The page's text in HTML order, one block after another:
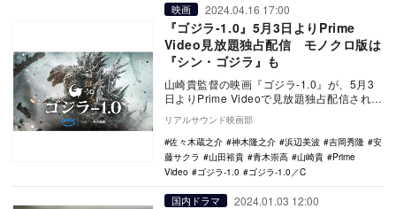
映画 2024.04.16 17:00
『ゴジラ-1.0』5月3日よりPrime
Video見放題独占配信 モノクロ版は
『シン・ゴジラ』も
山崎貴監督の映画『ゴジラ-1.0』が、5月3
日よりPrime Videoで見放題独占配信される
ことが決定した。 本作は、19…
リアルサウンド映画部
佐々木蔵之介
神木隆之介 浜辺美波 吉岡秀隆
安
藤サクラ
山田裕貴 青木崇高 山崎貴
Prime
Video
ゴジラ-1.0 ゴジラ-1.0／C
国内ドラマ 2024.01.03 12:00